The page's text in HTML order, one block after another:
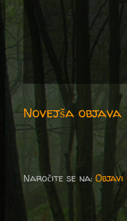
Novejša objava
Naročite se na: